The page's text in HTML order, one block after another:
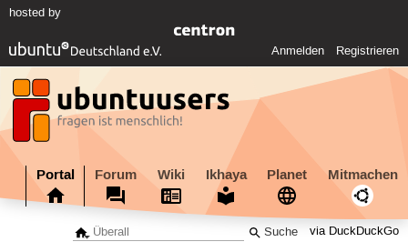
hosted by
Anmelden Registrieren
Portal Forum Wiki Ikhaya Planet Mitmachen
via DuckDuckGo